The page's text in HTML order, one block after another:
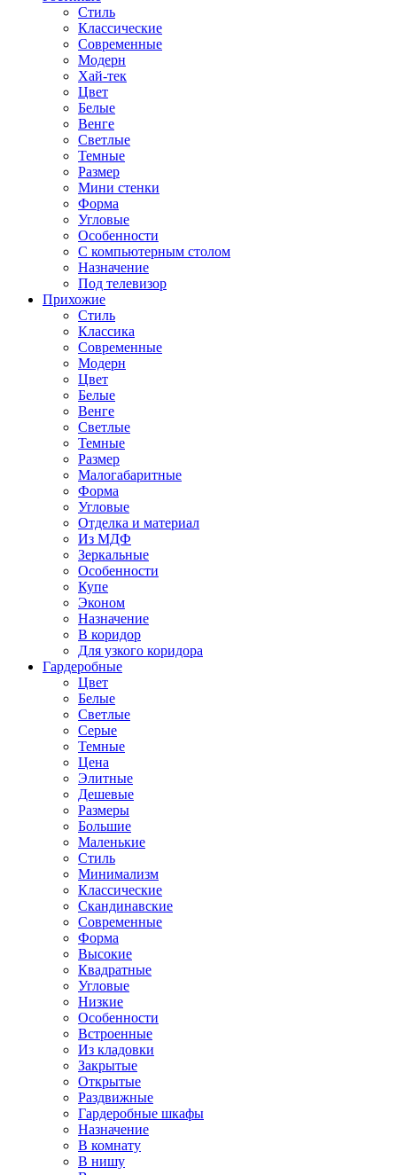
Стиль
Классические
Современные
Модерн
Хай-тек
Цвет
Белые
Венге
Светлые
Темные
Размер
Мини стенки
Форма
Угловые
Особенности
С компьютерным столом
Назначение
Под телевизор
Прихожие
Стиль
Классика
Современные
Модерн
Цвет
Белые
Венге
Светлые
Темные
Размер
Малогабаритные
Форма
Угловые
Отделка и материал
Из МДФ
Зеркальные
Особенности
Купе
Эконом
Назначение
В коридор
Для узкого коридора
Гардеробные
Цвет
Белые
Светлые
Серые
Темные
Цена
Элитные
Дешевые
Размеры
Большие
Маленькие
Стиль
Минимализм
Классические
Скандинавские
Современные
Форма
Высокие
Квадратные
Угловые
Низкие
Особенности
Встроенные
Из кладовки
Закрытые
Открытые
Раздвижные
Гардеробные шкафы
Назначение
В комнату
В нишу